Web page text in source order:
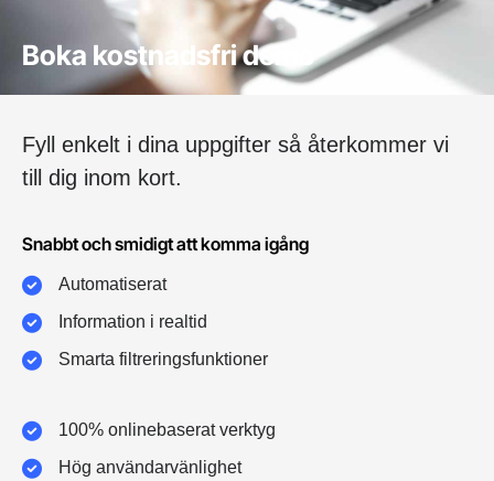
Boka kostnadsfri demo
Fyll enkelt i dina uppgifter så återkommer vi
till dig inom kort.
Snabbt och smidigt att komma igång
Automatiserat
Information i realtid
Smarta filtreringsfunktioner
100% onlinebaserat verktyg
Hög användarvänlighet